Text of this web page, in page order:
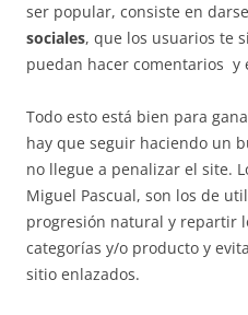
ser popular, consiste en
sociales, que los usuarios te
puedan hacer comentarios y
Todo esto está bien para
hay que seguir haciendo un
no llegue a penalizar el site.
Miguel Pascual, son los de
progresión natural y repartir
categorías y/o producto y
sitio enlazados.